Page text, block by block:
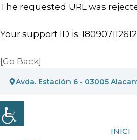
The requested URL was
Your support ID is:
[Go Back]
contingut
Avda. Estación 6 - 03005
INICI